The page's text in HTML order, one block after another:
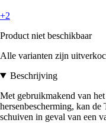
+2
Product niet beschikbaar
Alle varianten zijn
Beschrijving
Met gebruikmakend van
hersenbescherming, kan
schuiven in geval van een